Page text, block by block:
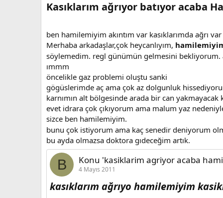
n
Kasıklarım ağrıyor batıyor acaba
ben hamilemiyim akıntım var kasıklarımda ağrı var
Merhaba arkadaşlar,çok heycanlıyım,
söylemedim. regl günümün gelmesini bekliyorum.
ımmm
öncelikle gaz problemi oluştu sanki
gögüslerimde aç ama çok az dolgunluk
karnımın alt bölgesinde arada bir can yakmayacak
evet idrara çok çıkıyorum ama malum yaz
sizce ben hamilemiyim.
bunu çok istiyorum ama kaç senedir deniyorum
bu ayda olmazsa doktora gıdeceğim artık.
B Konu 'kasiklarim agriyor acaba
4 Mayıs 2011
kasıklarım ağrıyo hamilemiyim